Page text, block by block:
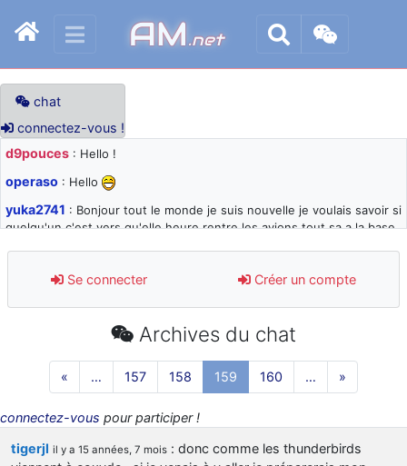
AM.net
chat
connectez-vous !
d9pouces : Hello !
operaso : Hello
yuka2741 : Bonjour tout le monde je suis nouvelle je voulais savoir si
quelqu'un c'est vers qu'elle heure rentre les avions tout sa a la base
d9pouces: désolé pour les quelques blocages du site ces derniers
jours : je teste des méthodes contre le spam et les bots trop nocifs
: Super, la nouvelle bannière
d9pouces
: je suis un avion@,._,+ > lesquels ? je ne suis pas sûr de
comprendre
d9pouces: ouakamois > si tu parles du sujet sur l'Armée de l'Air,
Se connecter Créer un compte
Archives du chat
« … 157 158 159 160 … »
connectez-vous pour participer !
tigerjl il y a 15 années, 7 mois : donc comme les thunderbirds